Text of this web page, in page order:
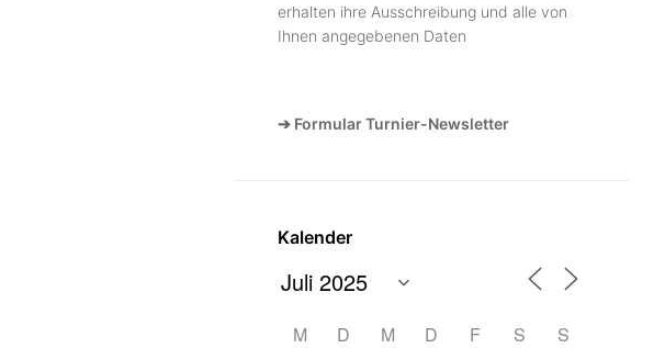
erhalten ihre Ausschreibung und alle von
Ihnen angegebenen Daten
➔ Formular Turnier-Newsletter
Kalender
M D M D F S
S